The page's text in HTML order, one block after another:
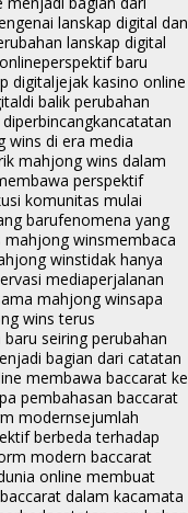
lanskap digital dan
lanskap digital
perspektif baru
digitaljejak kasino online
di balik perubahan
catatan
wins di era media
mahjong wins dalam
perspektif
komunitas mulai
barufenomena yang
mahjong winsmembaca
winstidak hanya
mediaperjalanan
mahjong winsapa
wins terus
seiring perubahan
bagian dari catatan
membawa baccarat ke
pembahasan baccarat
modernsejumlah
berbeda terhadap
modern baccarat
online membuat
baccarat dalam kacamata